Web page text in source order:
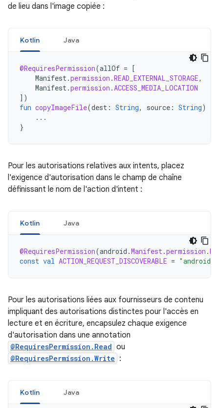
de lieu dans l'image copiée :
Kotlin Java
@RequiresPermission(allOf = [
Manifest.permission .READ_EXTERNAL_STORAGE,
Manifest.permission .ACCESS_MEDIA_LOCATION
] )
fun copyImageFile(dest : String, source : String)
...
}
Pour les autorisations relatives aux intents, placez
l'exigence d'autorisation dans le champ de chaîne
définissant le nom de l'action d'intent :
Kotlin Java
@RequiresPermission(android .Manifest.permission .
const val ACTION_REQUEST_DISCOVERABLE =
Pour les autorisations liées aux fournisseurs de contenu
impliquant des autorisations distinctes pour l'accès en
lecture et en écriture, encapsulez chaque exigence
d'autorisation dans une annotation
@RequiresPermission.Read ou
@RequiresPermission.Write :
Kotlin Java